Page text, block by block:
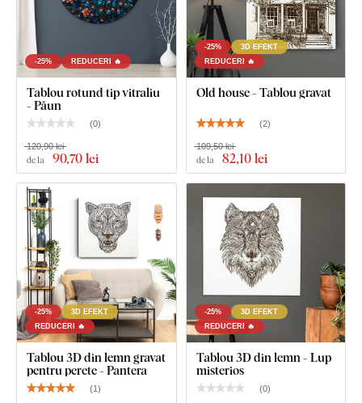
1-2 cârlige pe partea opusă a tabloului
-25% REDUCERI 🔥
Tablou rotund tip vitraliu
- Păun
(0)
de la 90,70 lei
120,90 lei
-25%
3D EFEKT
REDUCERI 🔥
Old house - Tablou gravat
(2)
de la 82,10 lei
109,50 lei
-25%
3D EFEKT
REDUCERI 🔥
Tablou 3D din lemn gravat
pentru perete - Pantera
(1)
-25%
3D EFEKT
REDUCERI 🔥
Tablou 3D din lemn - Lup
misterios
(0)